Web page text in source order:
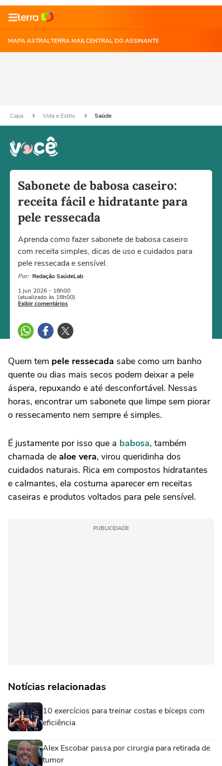
MAPA ASTRALTERRA MAILCENTRAL DO ASSINANTE
Capa Vida e Estilo Saúde
Sabonete de babosa caseiro:
receita fácil e hidratante para
pele ressecada
Aprenda como fazer sabonete de babosa caseiro
com receita simples, dicas de uso e cuidados para
pele ressecada e sensível.
Por: Redação SaúdeLab
1 jun 2026 - 18h00
(atualizado às 18h00)
Exibir comentários
Quem tem pele ressecada sabe como um banho
quente ou dias mais secos podem deixar a pele
áspera, repuxando e até desconfortável. Nessas
horas, encontrar um sabonete que limpe sem piorar
o ressecamento nem sempre é simples.
É justamente por isso que a babosa, também
chamada de aloe vera, virou queridinha dos
cuidados naturais. Rica em compostos hidratantes
e calmantes, ela costuma aparecer em receitas
caseiras e produtos voltados para pele sensível.
PUBLICIDADE
Notícias relacionadas
10 exercícios para treinar costas e bíceps com
eficiência
Alex Escobar passa por cirurgia para retirada de
tumor